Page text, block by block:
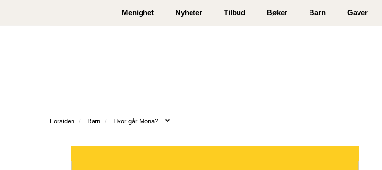
Åpningstider Logg inn eller registrer deg
Menighet Nyheter Tilbud Bøker Barn Gaver
Forsiden Barn Hvor går Mona?